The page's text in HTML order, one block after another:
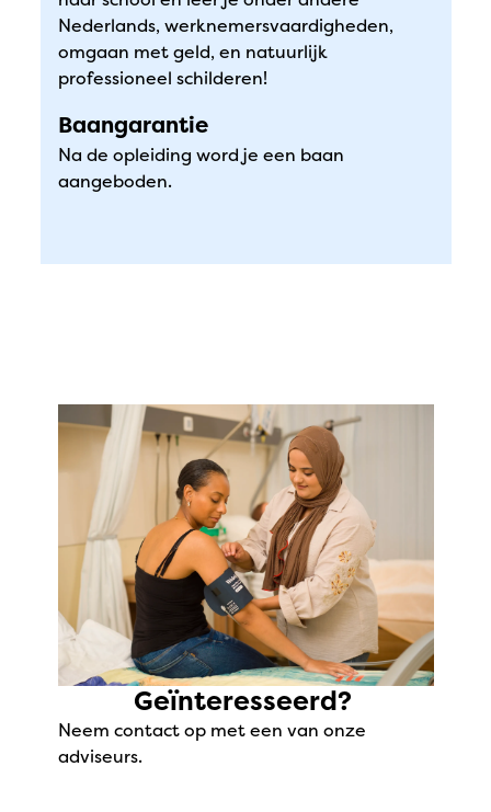
Nederlands, werknemersvaardigheden,
omgaan met geld, en natuurlijk
professioneel schilderen!
Baangarantie
Na de opleiding word je een baan
aangeboden.
Geïnteresseerd?
Neem contact op met een van onze
adviseurs.